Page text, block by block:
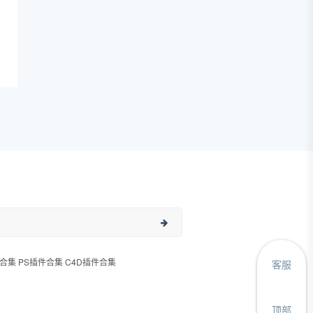
集 PS插件合集 C4D插件合集 客服
顶部